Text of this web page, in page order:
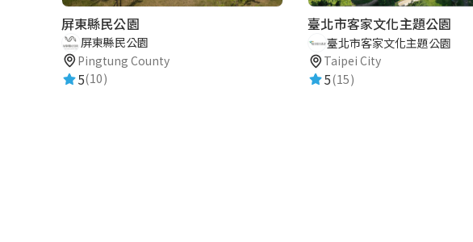
屏東縣民公園
屏東縣民公園
Pingtung County
5(10)
臺北市客家文化主題公園
臺北市客家文化主題公園
Taipei City
5(15)